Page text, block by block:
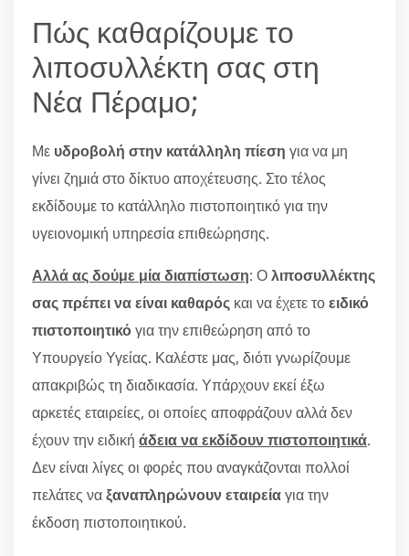
Πώς καθαρίζουμε το
λιποσυλλέκτη σας στη
Νέα Πέραμο;
Με υδροβολή στην κατάλληλη πίεση για να μη
γίνει ζημιά στο δίκτυο αποχέτευσης. Στο τέλος
εκδίδουμε το κατάλληλο πιστοποιητικό για την
υγειονομική υπηρεσία επιθεώρησης.
Αλλά ας δούμε μία διαπίστωση: Ολιποσυλλέκτης
σας πρέπει να είναι καθαρός και να έχετε τοειδικό
πιστοποιητικόγια την επιθεώρηση από το
Υπουργείο Υγείας. Καλέστε μας, διότι γνωρίζουμε
απακριβώς τη διαδικασία. Υπάρχουν εκεί έξω
αρκετές εταιρείες, οι οποίες αποφράζουν αλλά δεν
έχουν την ειδική άδεια να εκδίδουν πιστοποιητικά.
Δεν είναι λίγες οι φορές που αναγκάζονται πολλοί
πελάτες ναξαναπληρώνουν εταιρείαγια την
έκδοση πιστοποιητικού.